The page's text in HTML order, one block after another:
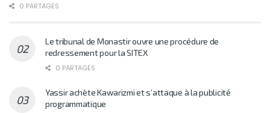
0 PARTAGES
Le tribunal de Monastir ouvre une procédure de
redressement pour la SITEX
0 PARTAGES
Yassir achète Kawarizmi et s’attaque à la publicité
programmatique